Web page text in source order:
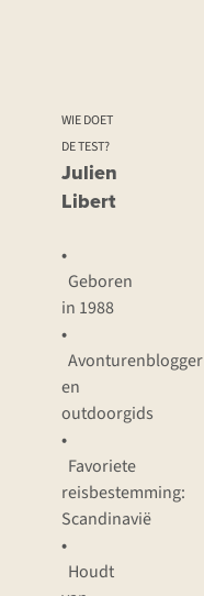
WIE DOET
DE TEST?
Julien
Libert
•
Geboren
in 1988
•
Avonturenblogger
en
outdoorgids
•
Favoriete
reisbestemming:
Scandinavië
•
Houdt